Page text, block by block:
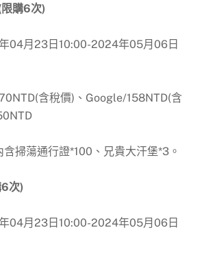
購6次)
04月23日10:00-2024年05月06日
含稅價)、Google/158NTD(含
掃蕩通行證*100、兄貴大汗堡*3。
次)
04月23日10:00-2024年05月06日